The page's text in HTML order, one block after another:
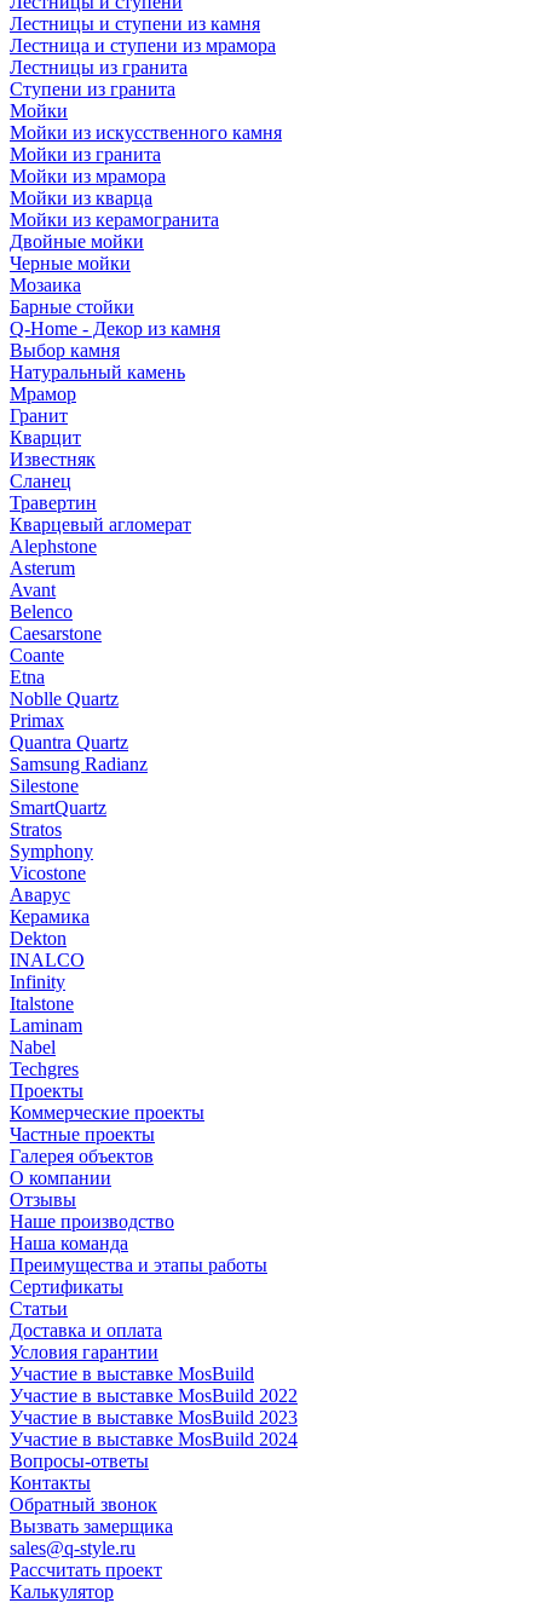
Лестницы и ступени из камня
Лестница и ступени из мрамора
Лестницы из гранита
Ступени из гранита
Мойки
Мойки из искусственного камня
Мойки из гранита
Мойки из мрамора
Мойки из кварца
Мойки из керамогранита
Двойные мойки
Черные мойки
Мозаика
Барные стойки
Q-Home - Декор из камня
Выбор камня
Натуральный камень
Мрамор
Гранит
Кварцит
Известняк
Сланец
Травертин
Кварцевый агломерат
Alephstone
Asterum
Avant
Belenco
Caesarstone
Coante
Etna
Noblle Quartz
Primax
Quantra Quartz
Samsung Radianz
Silestone
SmartQuartz
Stratos
Symphony
Vicostone
Аварус
Керамика
Dekton
INALCO
Infinity
Italstone
Laminam
Nabel
Techgres
Проекты
Коммерческие проекты
Частные проекты
Галерея объектов
О компании
Отзывы
Наше производство
Наша команда
Преимущества и этапы работы
Сертификаты
Статьи
Доставка и оплата
Условия гарантии
Участие в выставке MosBuild
Участие в выставке MosBuild 2022
Участие в выставке MosBuild 2023
Участие в выставке MosBuild 2024
Вопросы-ответы
Контакты
Обратный звонок
Вызвать замерщика
sales@q-style.ru
Рассчитать проект
Калькулятор